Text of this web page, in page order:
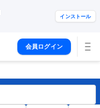
インストール
会員ログイン